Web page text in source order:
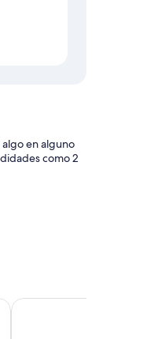
en alguno
como 2
Mercure Charlestown